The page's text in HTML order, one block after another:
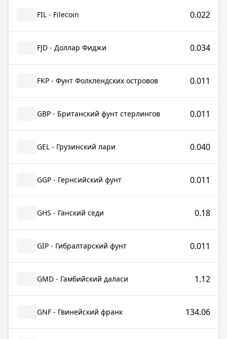
FIL - Filecoin 0.022
FJD - Доллар Фиджи 0.034
FKP - Фунт Фолклендских островов 0.011
GBP - Британский фунт стерлингов 0.011
GEL - Грузинский лари 0.040
GGP - Гернсийский фунт 0.011
GHS - Ганский седи 0.18
GIP - Гибралтарский фунт 0.011
GMD - Гамбийский даласи 1.12
GNF - Гвинейский франк 134.06